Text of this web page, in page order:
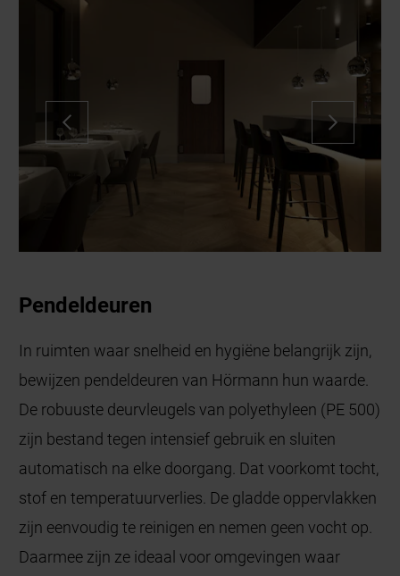
Pendeldeuren
In ruimten waar snelheid en hygiëne belangrijk zijn,
bewijzen pendeldeuren van Hörmann hun waarde.
De robuuste deurvleugels van polyethyleen (PE 500)
zijn bestand tegen intensief gebruik en sluiten
automatisch na elke doorgang. Dat voorkomt tocht,
stof en temperatuurverlies. De gladde oppervlakken
zijn eenvoudig te reinigen en nemen geen vocht op.
Daarmee zijn ze ideaal voor omgevingen waar